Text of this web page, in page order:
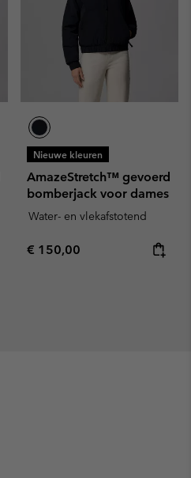
Nieuwe kleuren
AmazeStretch™ gevoerd
bomberjack voor dames
Water- en vlekafstotend
Regular price:
€ 150,00